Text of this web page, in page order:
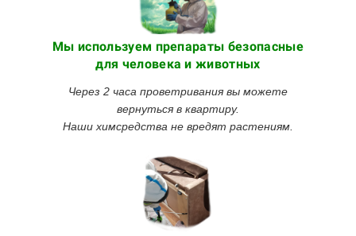
Мы используем препараты безопасные
для человека и животных
Через 2 часа проветривания вы можете
вернуться в квартиру.
Наши химсредства не вредят растениям.